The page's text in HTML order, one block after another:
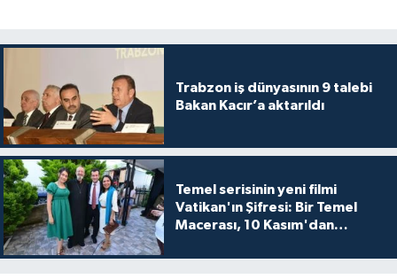
Trabzon iş dünyasının 9 talebi
Bakan Kacır’a aktarıldı
Temel serisinin yeni filmi
Vatikan'ın Şifresi: Bir Temel
Macerası, 10 Kasım'dan
buluşuyo